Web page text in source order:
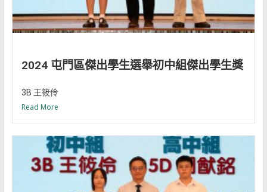
2024 屯門區傑出學生選舉初中組傑出學生獎
3B 王筱伶
Read More